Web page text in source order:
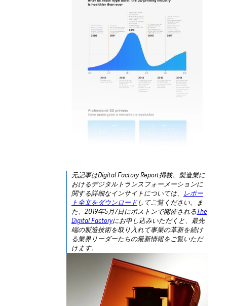
元記事はDigital Factory Report掲載。製造業に
おけるデジタルトランスフォーメーションに
関する詳細なインサイトについては、
レポー
ト全文をダウンロードしてご覧ください。ま
た、2019年5月7日にボストンで開催されるThe
Digital Factoryにお申し込みいただくと、最先
端の製造技術を取り入れて事業の革新を続け
る業界リーダーたちの最新情報をご覧いただ
けます。